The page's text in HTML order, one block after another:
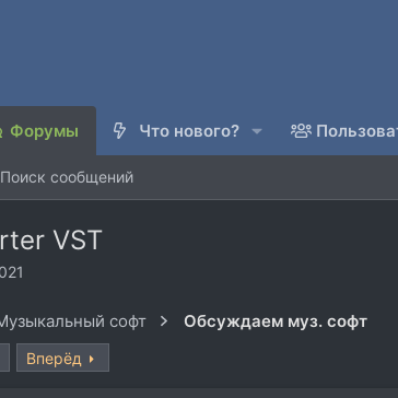
Форумы Что нового?
Поиск сообщений
VST
софт Обсуждаем муз. софт
Вперёд